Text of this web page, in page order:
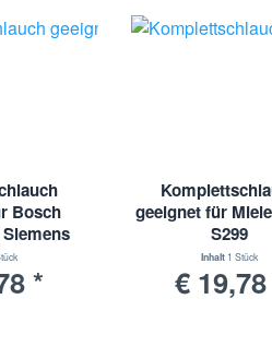
Bosch
VS 9
*
geeignet für
S299
Inhalt 1 Stück
€